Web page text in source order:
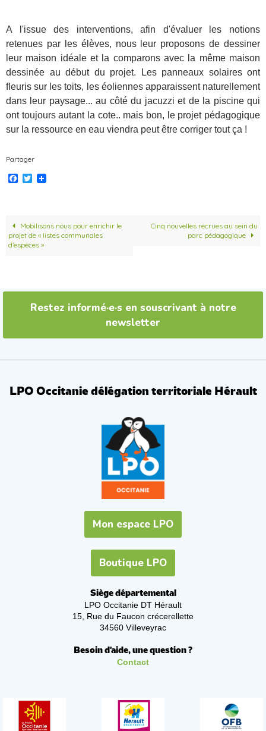
A l'issue des interventions, afin d'évaluer les notions
retenues par les élèves, nous leur proposons de dessiner
leur maison idéale et la comparons avec la même maison
dessinée au début du projet. Les panneaux solaires ont
fleuris sur les toits, les éoliennes apparaissent naturellement
dans leur paysage... au côté du jacuzzi et de la piscine qui
ont toujours autant la cote.. mais bon, le projet pédagogique
sur la ressource en eau viendra peut être corriger tout ça !
Partager
F
o
o
k
T
e
r
Mobilisons nous pour enrichir le
projet de « listes communales
d’espèces »
Cinq nouvelles recrues au sein du
parc pédagogique
Restez informé·e·s en souscrivant à notre
newsletter
LPO Occitanie délégation territoriale Hérault
Mon espace LPO
Boutique LPO
Siège départemental
LPO Occitanie DT Hérault
15, Rue du Faucon crécerellette
34560 Villeveyrac
Besoin d'aide, une question ?
Contact